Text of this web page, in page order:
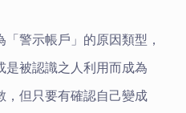
警示帳戶」的原因類型，
是被認識之人利用而成為
，但只要有確認自己變成